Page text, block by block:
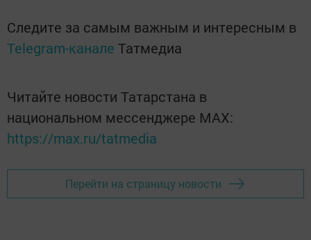
Следите за самым важным и интересным в
Telegram-канале Татмедиа
Читайте новости Татарстана в
национальном мессенджере MАХ:
https://max.ru/tatmedia
Перейти на страницу новости